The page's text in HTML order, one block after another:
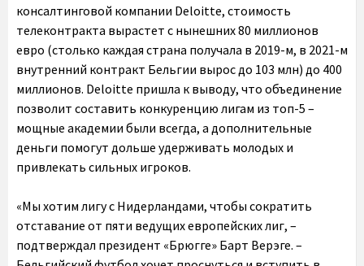
консалтинговой компании Deloitte, стоимость
телеконтракта вырастет с нынешних 80 миллионов
евро (столько каждая страна получала в 2019-м, в 2021-м
внутренний контракт Бельгии вырос до 103 млн) до 400
миллионов. Deloitte пришла к выводу, что объединение
позволит составить конкуренцию лигам из топ-5 –
мощные академии были всегда, а дополнительные
деньги помогут дольше удерживать молодых и
привлекать сильных игроков.
«Мы хотим лигу с Нидерландами, чтобы сократить
отставание от пяти ведущих европейских лиг, –
подтверждал президент «Брюгге» Барт Верэге. –